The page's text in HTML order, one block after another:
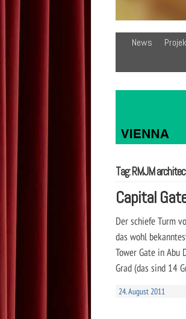
News
Tag: RMJM
Capital
Der schiefe Turm
das wohl
Tower Gate in Abu
Grad (das sind 14
24. August 2011